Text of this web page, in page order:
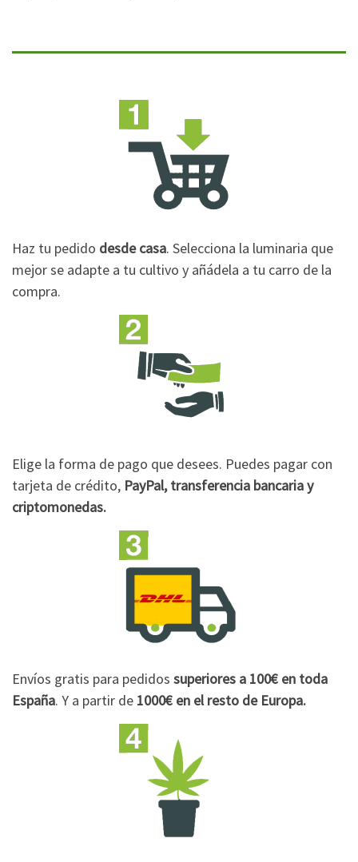
Haz tu pedido desde casa. Selecciona la luminaria que
mejor se adapte a tu cultivo y añádela a tu carro de la
compra.
Elige la forma de pago que desees. Puedes pagar con
tarjeta de crédito, PayPal, transferencia bancaria y
criptomonedas.
Envíos gratis para pedidos superiores a 100€ en toda
España. Y a partir de 1000€ en el resto de Europa.